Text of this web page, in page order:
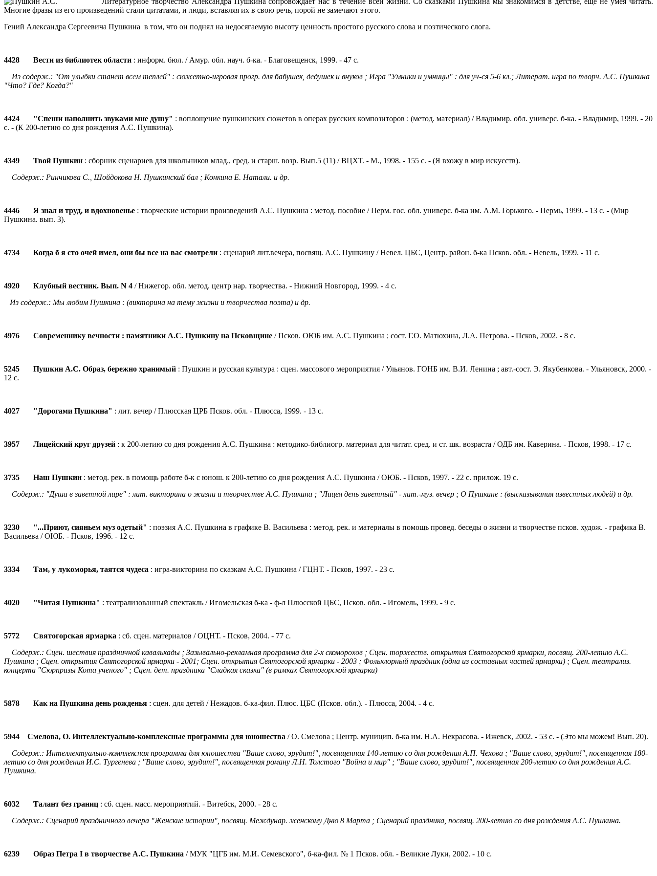
Многие фразы из его произведений стали цитатами, и люди, вставляя их в свою речь, порой не замечают этого.
Гений Александра Сергеевича Пушкина в том, что он поднял на недосягаемую высоту ценность простого русского слова и поэтического слога.
4428 Вести из библиотек области : информ. бюл. / Амур. обл. науч. б-ка. - Благовещенск, 1999. - 47 с.
Из содерж.: "От улыбки станет всем теплей" : сюжетно-игровая прогр. для бабушек, дедушек и внуков ; Игра "Умники и умницы" : для уч-ся 5-6 кл.; Литерат. игра по творч. А.С. Пушкина
"Что? Где? Когда?"
4424 "Спеши наполнить звуками мне душу" : воплощение пушкинских сюжетов в операх русских композиторов : (метод. материал) / Владимир. обл. универс. б-ка. - Владимир, 1999. - 20
с. - (К 200-летию со дня рождения А.С. Пушкина).
4349 Твой Пушкин : сборник сценариев для школьников млад., сред. и старш. возр. Вып.5 (11) / ВЦХТ. - М., 1998. - 155 c. - (Я вхожу в мир искусств).
Содерж.: Ринчикова С., Шойдокова Н. Пушкинский бал ; Конкина Е. Натали. и др.
4446 Я знал и труд, и вдохновенье : творческие истории произведений А.С. Пушкина : метод. пособие / Перм. гос. обл. универс. б-ка им. А.М. Горького. - Пермь, 1999. - 13 с. - (Мир
Пушкина. вып. 3).
4734 Когда б я сто очей имел, они бы все на вас смотрели : сценарий лит.вечера, посвящ. А.С. Пушкину / Невел. ЦБС, Центр. район. б-ка Псков. обл. - Невель, 1999. - 11 с.
4920 Клубный вестник. Вып. N 4 / Нижегор. обл. метод. центр нар. творчества. - Нижний Новгород, 1999. - 4 с.
Из содерж.: Мы любим Пушкина : (викторина на тему жизни и творчества поэта) и др.
4976 Современнику вечности : памятники А.С. Пушкину на Псковщине / Псков. ОЮБ им. А.С. Пушкина ; сост. Г.О. Матюхина, Л.А. Петрова. - Псков, 2002. - 8 с.
5245 Пушкин А.С. Образ, бережно хранимый : Пушкин и русская культура : сцен. массового мероприятия / Ульянов. ГОНБ им. В.И. Ленина ; авт.-сост. Э. Якубенкова. - Ульяновск, 2000. -
12 с.
4027 "Дорогами Пушкина" : лит. вечер / Плюсская ЦРБ Псков. обл. - Плюсса, 1999. - 13 с.
3957 Лицейский круг друзей : к 200-летию со дня рождения А.С. Пушкина : методико-библиогр. материал для читат. сред. и ст. шк. возраста / ОДБ им. Каверина. - Псков, 1998. - 17 с.
3735 Наш Пушкин : метод. рек. в помощь работе б-к с юнош. к 200-летию со дня рождения А.С. Пушкина / ОЮБ. - Псков, 1997. - 22 с. прилож. 19 с.
Содерж.: "Душа в заветной лире" : лит. викторина о жизни и творчестве А.С. Пушкина ; "Лицея день заветный" - лит.-муз. вечер ; О Пушкине : (высказывания известных людей) и др.
3230 "...Приют, сияньем муз одетый" : поэзия А.С. Пушкина в графике В. Васильева : метод. рек. и материалы в помощь провед. беседы о жизни и творчестве псков. худож. - графика В.
Васильева / ОЮБ. - Псков, 1996. - 12 с.
3334 Там, у лукоморья, таятся чудеса : игра-викторина по сказкам А.С. Пушкина / ГЦНТ. - Псков, 1997. - 23 с.
4020 "Читая Пушкина" : театрализованный спектакль / Игомельская б-ка - ф-л Плюсской ЦБС, Псков. обл. - Игомель, 1999. - 9 с.
5772 Святогорская ярмарка : сб. сцен. материалов / ОЦНТ. - Псков, 2004. - 77 с.
Содерж.: Сцен. шествия праздничной кавалькады ; Зазывально-рекламная программа для 2-х скоморохов ; Сцен. торжеств. открытия Святогорской ярмарки, посвящ. 200-летию А.С.
Пушкина ; Сцен. открытия Святогорской ярмарки - 2001; Сцен. открытия Святогорской ярмарки - 2003 ; Фольклорный праздник (одна из составных частей ярмарки) ; Сцен. театрализ.
концерта "Сюрпризы Кота ученого" ; Сцен. дет. праздника "Сладкая сказка" (в рамках Святогорской ярмарки)
5878 Как на Пушкина день рожденья : сцен. для детей / Нежадов. б-ка-фил. Плюс. ЦБС (Псков. обл.). - Плюсса, 2004. - 4 с.
5944 Смелова, О. Интеллектуально-комплексные программы для юношества / О. Смелова ; Центр. муницип. б-ка им. Н.А. Некрасова. - Ижевск, 2002. - 53 с. - (Это мы можем! Вып. 20).
Содерж.: Интеллектуально-комплексная программа для юношества "Ваше слово, эрудит!", посвященная 140-летию со дня рождения А.П. Чехова ; "Ваше слово, эрудит!", посвященная 180-
летию со дня рождения И.С. Тургенева ; "Ваше слово, эрудит!", посвященная роману Л.Н. Толстого "Война и мир" ; "Ваше слово, эрудит!", посвященная 200-летию со дня рождения А.С.
Пушкина.
6032 Талант без границ : сб. сцен. масс. мероприятий. - Витебск, 2000. - 28 с.
Содерж.: Сценарий праздничного вечера "Женские истории", посвящ. Междунар. женскому Дню 8 Марта ; Сценарий праздника, посвящ. 200-летию со дня рождения А.С. Пушкина.
6239 Образ Петра I в творчестве А.С. Пушкина / МУК "ЦГБ им. М.И. Семевского", б-ка-фил. № 1 Псков. обл. - Великие Луки, 2002. - 10 с.